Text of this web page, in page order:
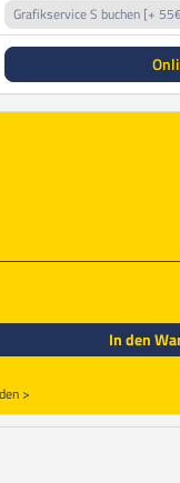
Grafikservice S buchen [+
In den
>